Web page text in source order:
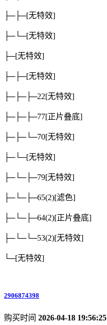
├─├─[无特效]
├─└─[无特效]
├─[无特效]
├─├─[无特效]
├─├─├─22[无特效]
├─├─├─77[正片叠底]
├─├─└─70[无特效]
├─└─[无特效]
├─└─├─79[无特效]
├─└─├─65(2)[滤色]
├─└─├─64(2)[正片叠底]
├─└─└─53(2)[无特效]
└─[无特效]
2906874398
购买时间 2026-04-18 19:56:25